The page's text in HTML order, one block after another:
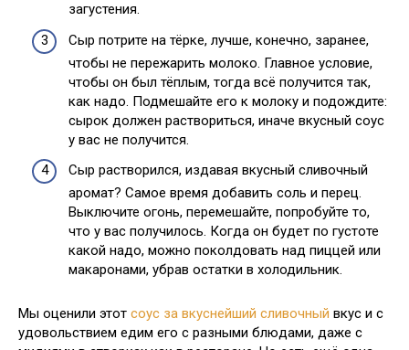
загустения.
Сыр потрите на тёрке, лучше, конечно, заранее,
чтобы не пережарить молоко. Главное условие,
чтобы он был тёплым, тогда всё получится так,
как надо. Подмешайте его к молоку и подождите:
сырок должен раствориться, иначе вкусный соус
у вас не получится.
Сыр растворился, издавая вкусный сливочный
аромат? Самое время добавить соль и перец.
Выключите огонь, перемешайте, попробуйте то,
что у вас получилось. Когда он будет по густоте
какой надо, можно поколдовать над пиццей или
макаронами, убрав остатки в холодильник.
Мы оценили этот соус за вкуснейший сливочный вкус и с
удовольствием едим его с разными блюдами, даже с